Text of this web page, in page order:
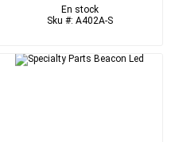
En stock
Sku #: A402A-S